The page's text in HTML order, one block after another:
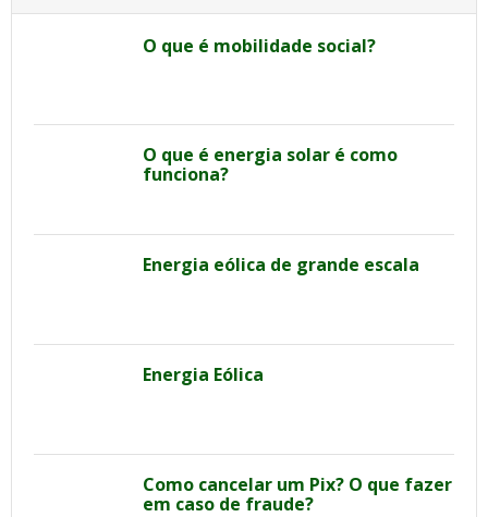
O que é mobilidade social?
O que é energia solar é como
funciona?
Energia eólica de grande escala
Energia Eólica
Como cancelar um Pix? O que fazer
em caso de fraude?